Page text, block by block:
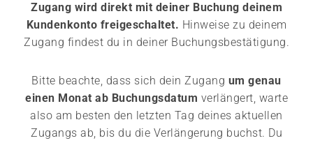
Zugang wird direkt mit deiner Buchung deinem
Kundenkonto freigeschaltet. Hinweise zu deinem
Zugang findest du in deiner Buchungsbestätigung.
Bitte beachte, dass sich dein Zugang um genau
einen Monat ab Buchungsdatum verlängert, warte
also am besten den letzten Tag deines aktuellen
Zugangs ab, bis du die Verlängerung buchst. Du